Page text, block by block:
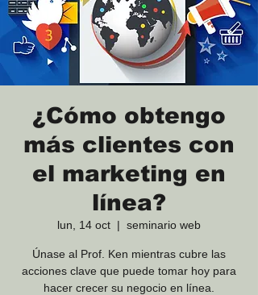
¿Cómo obtengo
más clientes con
el marketing en
línea?
lun, 14 oct
  |
seminario web
Únase al Prof. Ken mientras cubre las
acciones clave que puede tomar hoy para
hacer crecer su negocio en línea.